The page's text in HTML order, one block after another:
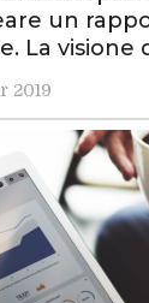
un
La visione
2019